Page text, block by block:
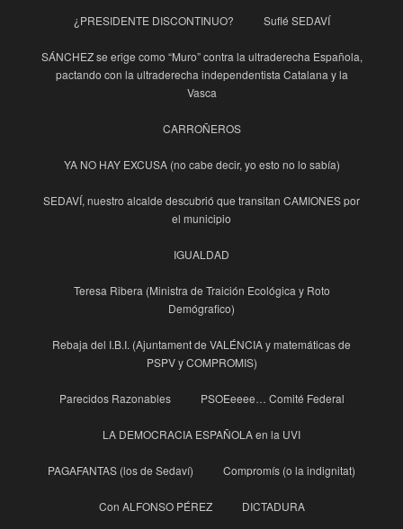
¿PRESIDENTE DISCONTINUO? Suflé SEDAVÍ
SÁNCHEZ se erige como “Muro” contra la ultraderecha Española,
pactando con la ultraderecha independentista Catalana y la
Vasca
CARROÑEROS
YA NO HAY EXCUSA (no cabe decir, yo esto no lo sabía)
SEDAVÍ, nuestro alcalde descubrió que transitan CAMIONES por
el municipio
IGUALDAD
Teresa Ribera (Ministra de Traición Ecológica y Roto
Demógrafico)
Rebaja del I.B.I. (Ajuntament de VALÉNCIA y matemáticas de
PSPV y COMPROMIS)
Parecidos Razonables PSOEeeee… Comité Federal
LA DEMOCRACIA ESPAÑOLA en la UVI
PAGAFANTAS (los de Sedaví) Compromís (o la indignitat)
Con ALFONSO PÉREZ DICTADURA